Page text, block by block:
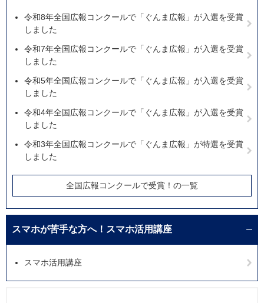
令和8年全国広報コンクールで「ぐんま広報」が入選を受賞
しました
令和7年全国広報コンクールで「ぐんま広報」が入選を受賞
しました
令和5年全国広報コンクールで「ぐんま広報」が入選を受賞
しました
令和4年全国広報コンクールで「ぐんま広報」が入選を受賞
しました
令和3年全国広報コンクールで「ぐんま広報」が特選を受賞
しました
全国広報コンクールで受賞！の一覧
スマホが苦手な方へ！スマホ活用講座
スマホ活用講座